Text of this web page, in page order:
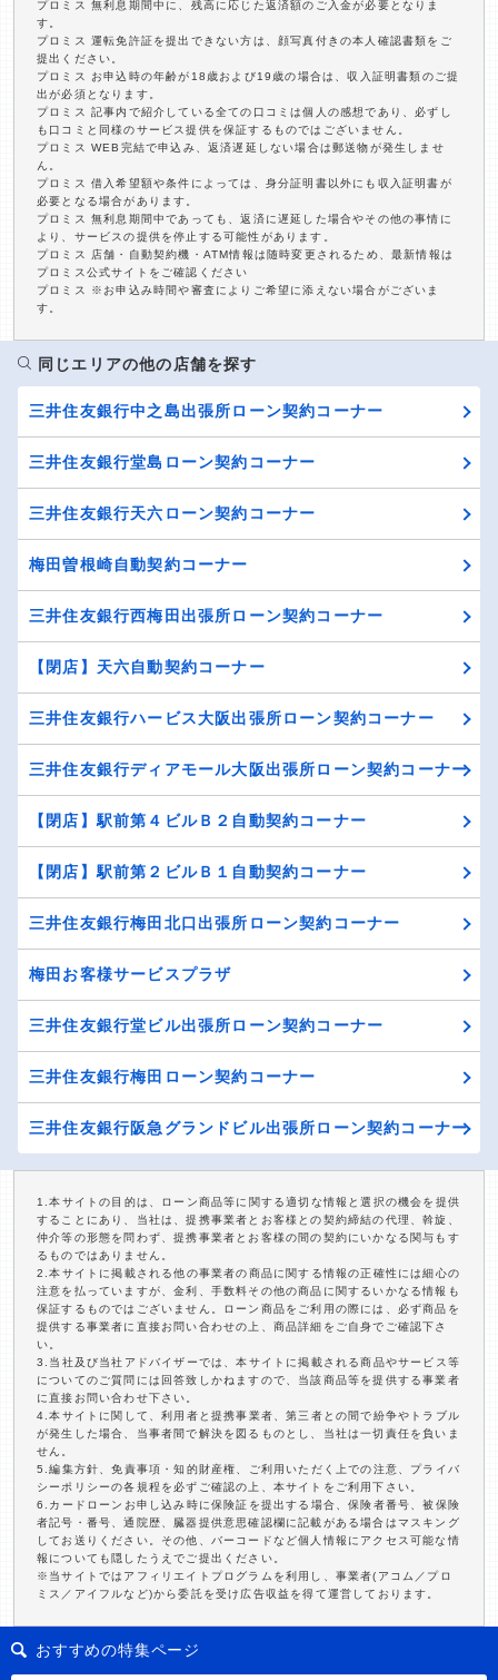
プロミス 無利息期間中に、残高に応じた返済額のご入金が必要となりま
す。
プロミス 運転免許証を提出できない方は、顔写真付きの本人確認書類をご
提出ください。
プロミス お申込時の年齢が18歳および19歳の場合は、収入証明書類のご提
出が必須となります。
プロミス 記事内で紹介している全ての口コミは個人の感想であり、必ずし
も口コミと同様のサービス提供を保証するものではございません。
プロミス WEB完結で申込み、返済遅延しない場合は郵送物が発生しませ
ん。
プロミス 借入希望額や条件によっては、身分証明書以外にも収入証明書が
必要となる場合があります。
プロミス 無利息期間中であっても、返済に遅延した場合やその他の事情に
より、サービスの提供を停止する可能性があります。
プロミス 店舗・自動契約機・ATM情報は随時変更されるため、最新情報は
プロミス公式サイトをご確認ください
プロミス ※お申込み時間や審査によりご希望に添えない場合がございま
す。
同じエリアの他の店舗を探す
三井住友銀行中之島出張所ローン契約コーナー
三井住友銀行堂島ローン契約コーナー
三井住友銀行天六ローン契約コーナー
梅田曽根崎自動契約コーナー
三井住友銀行西梅田出張所ローン契約コーナー
【閉店】天六自動契約コーナー
三井住友銀行ハービス大阪出張所ローン契約コーナー
三井住友銀行ディアモール大阪出張所ローン契約コーナー
【閉店】駅前第４ビルＢ２自動契約コーナー
【閉店】駅前第２ビルＢ１自動契約コーナー
三井住友銀行梅田北口出張所ローン契約コーナー
梅田お客様サービスプラザ
三井住友銀行堂ビル出張所ローン契約コーナー
三井住友銀行梅田ローン契約コーナー
三井住友銀行阪急グランドビル出張所ローン契約コーナー
1.本サイトの目的は、ローン商品等に関する適切な情報と選択の機会を提供
することにあり、当社は、提携事業者とお客様との契約締結の代理、斡旋、
仲介等の形態を問わず、提携事業者とお客様の間の契約にいかなる関与もす
るものではありません。
2.本サイトに掲載される他の事業者の商品に関する情報の正確性には細心の
注意を払っていますが、金利、手数料その他の商品に関するいかなる情報も
保証するものではございません。ローン商品をご利用の際には、必ず商品を
提供する事業者に直接お問い合わせの上、商品詳細をご自身でご確認下さ
い。
3.当社及び当社アドバイザーでは、本サイトに掲載される商品やサービス等
についてのご質問には回答致しかねますので、当該商品等を提供する事業者
に直接お問い合わせ下さい。
4.本サイトに関して、利用者と提携事業者、第三者との間で紛争やトラブル
が発生した場合、当事者間で解決を図るものとし、当社は一切責任を負いま
せん。
5.編集方針、免責事項・知的財産権、ご利用いただく上での注意、プライバ
シーポリシーの各規程を必ずご確認の上、本サイトをご利用下さい。
6.カードローンお申し込み時に保険証を提出する場合、保険者番号、被保険
者記号・番号、通院歴、臓器提供意思確認欄に記載がある場合はマスキング
してお送りください。その他、バーコードなど個人情報にアクセス可能な情
報についても隠したうえでご提出ください。
※当サイトではアフィリエイトプログラムを利用し、事業者(アコム／プロ
ミス／アイフルなど)から委託を受け広告収益を得て運営しております。
おすすめの特集ページ